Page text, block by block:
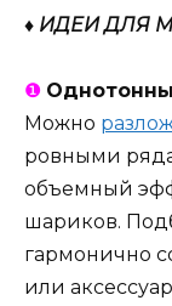
♦ ИДЕИ ДЛЯ
❶
Можно
ровными
объемный
шариков.
гармонично
или